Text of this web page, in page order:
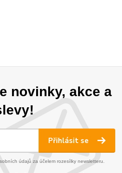
novinky, akce a
Přihlásit se
údajů za účelem rozesílky newsletteru.